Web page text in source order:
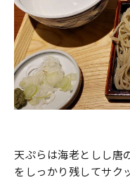
天ぷらは海老としし唐
をしっかり残してサク